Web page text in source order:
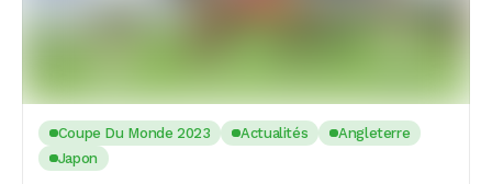
Coupe Du Monde 2023 Actualités
Angleterre
Japon